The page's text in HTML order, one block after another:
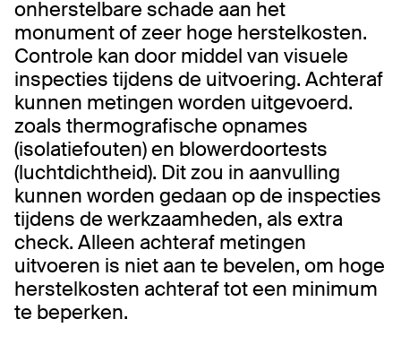
onherstelbare schade aan het
monument of zeer hoge herstelkosten.
Controle kan door middel van visuele
inspecties tijdens de uitvoering. Achteraf
kunnen metingen worden uitgevoerd.
zoals thermografische opnames
(isolatiefouten) en blowerdoortests
(luchtdichtheid). Dit zou in aanvulling
kunnen worden gedaan op de inspecties
tijdens de werkzaamheden, als extra
check. Alleen achteraf metingen
uitvoeren is niet aan te bevelen, om hoge
herstelkosten achteraf tot een minimum
te beperken.